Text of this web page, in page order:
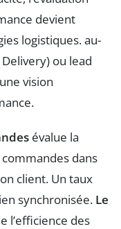
devient
logistiques. au-
ou lead
vision
évalue la
dans
client. Un taux
synchronisée. Le
l’efficience des